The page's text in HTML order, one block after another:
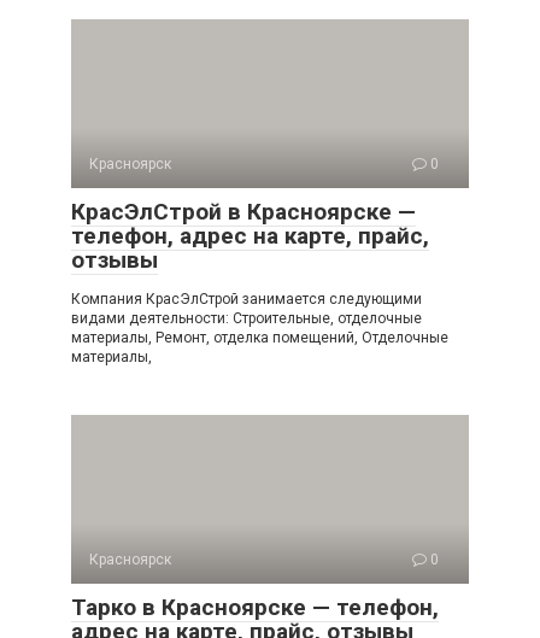
Красноярск 0
КрасЭлСтрой в Красноярске —
телефон, адрес на карте, прайс,
отзывы
Компания КрасЭлСтрой занимается следующими
видами деятельности: Строительные, отделочные
материалы, Ремонт, отделка помещений, Отделочные
материалы,
Красноярск 0
Тарко в Красноярске — телефон,
адрес на карте, прайс, отзывы